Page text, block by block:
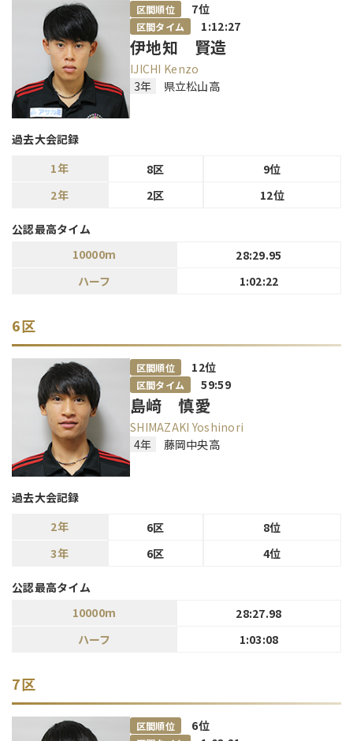
区間順位 7位
区間タイム 1:12:27
伊地知 賢造
IJICHI Kenzo
3年
県立松山高
過去大会記録
1年
8区
9位
2年
2区 12位
公認最高タイム
10000m
28:29.95
ハーフ
1:02:22
6区
区間順位 12位
区間タイム 59:59
島﨑 慎愛
SHIMAZAKI Yoshinori
4年
藤岡中央高
過去大会記録
2年
6区
8位
3年
6区 4位
公認最高タイム
10000m
28:27.98
ハーフ
1:03:08
7区
区間順位 6位